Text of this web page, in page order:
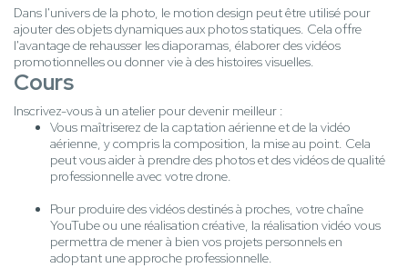
Dans l'univers de la photo, le motion design peut être utilisé pour
ajouter des objets dynamiques aux photos statiques. Cela offre
l'avantage de rehausser les diaporamas, élaborer des vidéos
promotionnelles ou donner vie à des histoires visuelles.
Cours
Inscrivez-vous à un atelier pour devenir meilleur :
Vous maîtriserez de la captation aérienne et de la vidéo
aérienne, y compris la composition, la mise au point. Cela
peut vous aider à prendre des photos et des vidéos de qualité
professionnelle avec votre drone.
Pour produire des vidéos destinés à proches, votre chaîne
YouTube ou une réalisation créative, la réalisation vidéo vous
permettra de mener à bien vos projets personnels en
adoptant une approche professionnelle.